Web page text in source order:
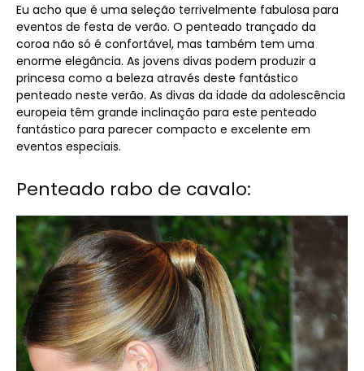
Eu acho que é uma seleção terrivelmente fabulosa para
eventos de festa de verão. O penteado trançado da
coroa não só é confortável, mas também tem uma
enorme elegância. As jovens divas podem produzir a
princesa como a beleza através deste fantástico
penteado neste verão. As divas da idade da adolescência
europeia têm grande inclinação para este penteado
fantástico para parecer compacto e excelente em
eventos especiais.
Penteado rabo de cavalo: